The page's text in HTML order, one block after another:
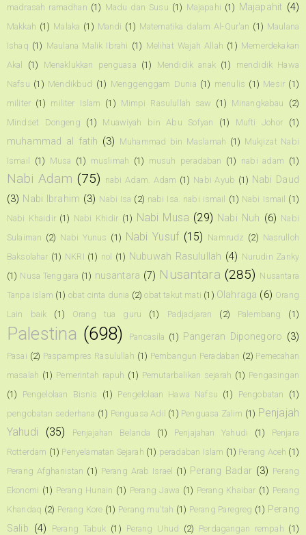
madrasah ramadhan (1) Madu dan Susu (1) Majapahi (1) Majapahit (4)
Makkah (1) Malaka (1) Mandi (1) Matematika dalam Al-Qur'an (1) Maulana
Ishaq (1) Maulana Malik Ibrahi (1) Melihat Wajah Allah (1) Memerdekakan
Akal
(1) Menaklukkan penguasa (1) Mendidik anak (1)
mendidik Hawa
Nafsu (1) Mendikbud (1) Menggenggam Dunia (1) menulis (1) Mesir (1)
militer (1) militer Islam (1) Mimpi Rasulullah saw (1) Minangkabau
(2)
Mindset Dongeng
(1) Muawiyah bin Abu Sofyan (1) Mufti Johor (1)
muhammad al fatih (3) Muhammad bin Maslamah (1) Mukjizat Nabi
Ismail
(1) Musa (1) muslimah (1) musuh peradaban (1) nabi adam (1)
Nabi Adam (75) nabi Adam. Adam (1) Nabi Ayub (1) Nabi Daud
(3) Nabi Ibrahim (3) Nabi Isa (2) nabi Isa. nabi ismail (1) Nabi Ismail (1)
Nabi Khaidir (1) Nabi Khidir (1) Nabi Musa (29) Nabi Nuh (6) Nabi
Sulaiman (2) Nabi Yunus (1) Nabi Yusuf (15) Namrudz (2) Nasrulloh
Baksolahar (1) NKRI (1) nol (1) Nubuwah Rasulullah (4) Nurudin Zanky
(1) Nusa Tenggara (1) nusantara (7) Nusantara (285) Nusantara
Tanpa Islam (1) obat cinta dunia (2) obat takut mati (1) Olahraga (6) Orang
Lain baik
(1) Orang tua guru (1) Padjadjaran (2) Palembang (1)
Palestina (698) Pancasila (1) Pangeran Diponegoro (3)
Pasai (2) Paspampres Rasulullah (1) Pembangun Peradaban (2) Pemecahan
masalah (1) Pemerintah rapuh (1) Pemutarbalikan sejarah (1) Pengasingan
(1)
Pengelolaan Bisnis (1) Pengelolaan Hawa Nafsu (1) Pengobatan
(1)
pengobatan sederhana (1) Penguasa Adil (1) Penguasa Zalim (1) Penjajah
Yahudi
(35) Penjajahan Belanda (1) Penjajahan Yahudi (1)
Penjara
Rotterdam (1) Penyelamatan Sejarah (1) peradaban Islam (1) Perang Aceh (1)
Perang Afghanistan (1) Perang Arab Israel (1) Perang Badar (3) Perang
Ekonomi (1) Perang Hunain (1) Perang Jawa (1) Perang Khaibar (1) Perang
Khandaq (2) Perang Kore (1) Perang mu'tah (1) Perang Paregreg (1) Perang
Salib (4) Perang Tabuk (1) Perang Uhud (2) Perdagangan rempah (1)